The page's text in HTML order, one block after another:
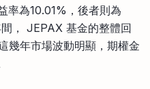
率為10.01%，後者則為
， JEPAX 基金的整體回
幾年市場波動明顯，期權金